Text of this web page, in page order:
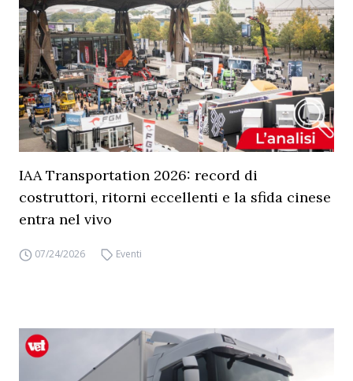
IAA Transportation 2026: record di
costruttori, ritorni eccellenti e la sfida cinese
entra nel vivo
07/24/2026 Eventi